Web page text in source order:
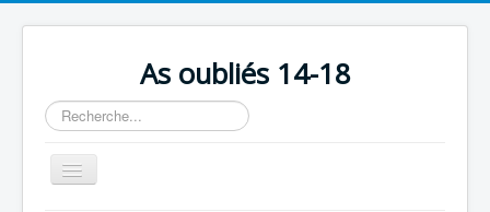
As oubliés 14-18
Rechercher
Basculer
la